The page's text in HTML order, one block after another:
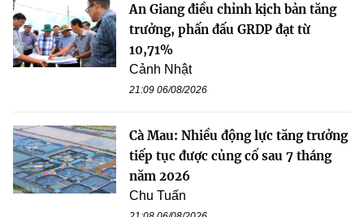
An Giang điều chỉnh kịch bản tăng
trưởng, phấn đấu GRDP đạt từ
10,71%
Cảnh Nhật
21:09 06/08/2026
Cà Mau: Nhiều động lực tăng trưởng
tiếp tục được củng cố sau 7 tháng
năm 2026
Chu Tuấn